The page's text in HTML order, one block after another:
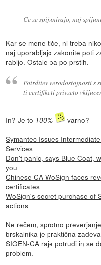
Ce ze spijunirajo, naj
Kar se mene tiče, ni treba
naj uporabljajo zakonite poti
rabijo. Ostale pa po prstih.
Potrditev verodostojnosti s
ti certifikati privzeto
In? Je to 100%
varno?
Symantec Issues
Services
Don't panic, says Blue Coat,
you
Chinese CA WoSign faces
certificates
WoSign's secret purchase of
actions
Ne rečem, sprotno
brskalnika je praktična
SIGEN-CA raje potrudi in se
problem.